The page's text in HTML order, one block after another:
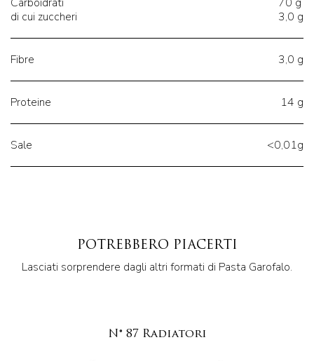
di cui zuccheri
3,0 g
Fibre 3,0 g
Proteine 14 g
Sale <0,01g
POTREBBERO PIACERTI
Lasciati sorprendere dagli altri formati di Pasta Garofalo.
N° 87 Radiatori